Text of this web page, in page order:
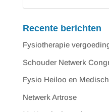
Recente berichten
Fysiotherapie
Schouder Netwerk
Fysio Heiloo en
Netwerk Artrose